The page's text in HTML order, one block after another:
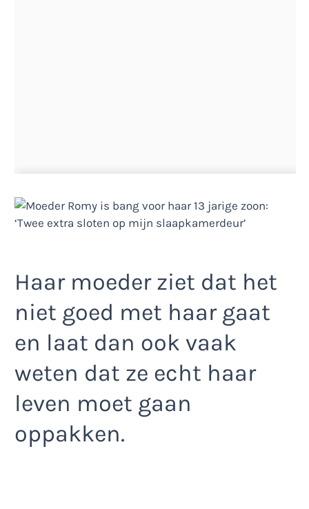
Haar moeder ziet dat het
niet goed met haar gaat
en laat dan ook vaak
weten dat ze echt haar
leven moet gaan
oppakken.